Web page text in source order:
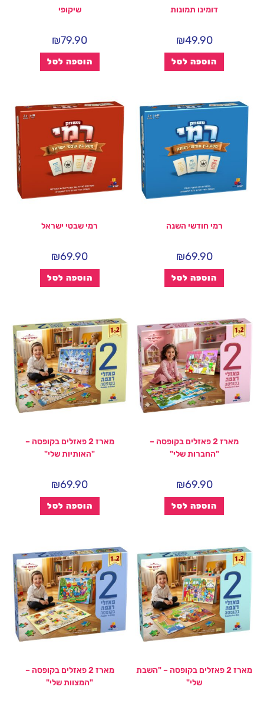
דומינו תמונות
₪49.90
הוספה לסל
שיקופי
₪79.90
הוספה לסל
רמי חודשי השנה
₪69.90
הוספה לסל
רמי שבטי ישראל
₪69.90
הוספה לסל
מארז 2 פאזלים בקופסה –
"החברות שלי"
₪69.90
הוספה לסל
מארז 2 פאזלים בקופסה –
"האותיות שלי"
₪69.90
הוספה לסל
מארז 2 פאזלים בקופסה – "השבת
שלי"
מארז 2 פאזלים בקופסה –
"המצוות שלי"